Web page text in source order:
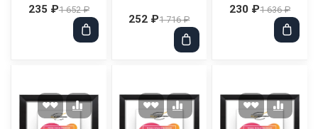
235 ₽1 652 ₽
252 ₽1 716 ₽
230 ₽1 636 ₽